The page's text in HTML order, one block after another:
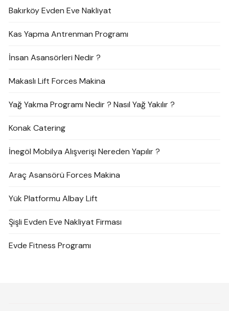
Bakırköy Evden Eve Nakliyat
Kas Yapma Antrenman Programı
İnsan Asansörleri Nedir ?
Makaslı Lift Forces Makina
Yağ Yakma Programı Nedir ? Nasıl Yağ Yakılır ?
Konak Catering
İnegöl Mobilya Alışverişi Nereden Yapılır ?
Araç Asansörü Forces Makina
Yük Platformu Albay Lift
Şişli Evden Eve Nakliyat Firması
Evde Fitness Programı